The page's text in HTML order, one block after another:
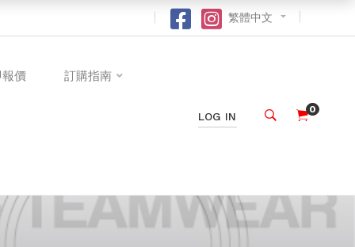
繁體中文
價 訂購指南
LOG IN
0